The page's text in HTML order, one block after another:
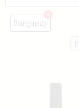
pleasure (
Burgundy